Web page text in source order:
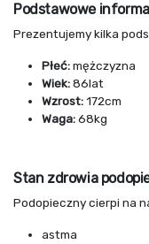
Podstawowe
Prezentujemy kilka
Płeć:mężczyzna
Wiek:86lat
Wzrost:172cm
Waga:68kg
Stan zdrowia
Podopieczny cierpi na
astma